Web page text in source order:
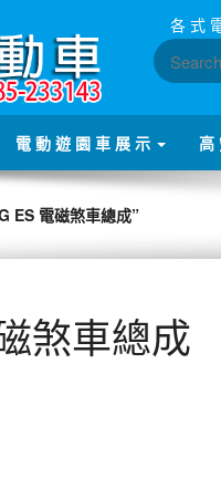
各 式
電 動 遊 園 車 展 示 高
ES 電磁煞車總成”
煞車總成